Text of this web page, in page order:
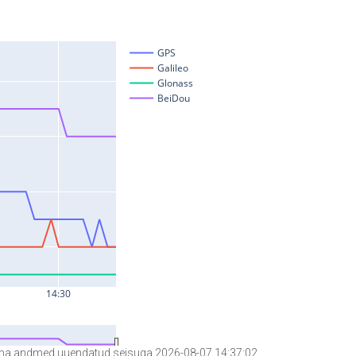
andmed uuendatud seisuga 2026-08-07 14:37:02